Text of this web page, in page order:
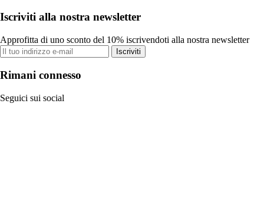
Iscriviti alla nostra newsletter
Approfitta di uno sconto del 10% iscrivendoti alla nostra newsletter
Iscriviti
Rimani connesso
Seguici sui social